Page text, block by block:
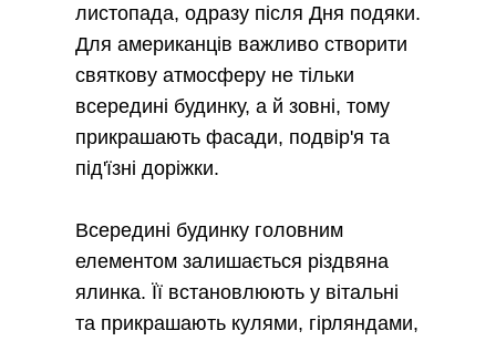
листопада, одразу після Дня подяки.
Для американців важливо створити
святкову атмосферу не тільки
всередині будинку, а й зовні, тому
прикрашають фасади, подвір'я та
під'їзні доріжки.
Всередині будинку головним
елементом залишається різдвяна
ялинка. Її встановлюють у вітальні
та прикрашають кулями, гірляндами,